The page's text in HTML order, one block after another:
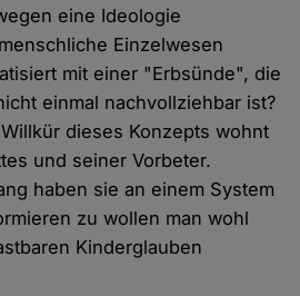
eine Ideologie
Einzelwesen
mit einer "Erbsünde", die
einmal nachvollziehbar ist?
dieses Konzepts wohnt
und seiner Vorbeter.
haben sie an einem System
zu wollen man wohl
Kinderglauben